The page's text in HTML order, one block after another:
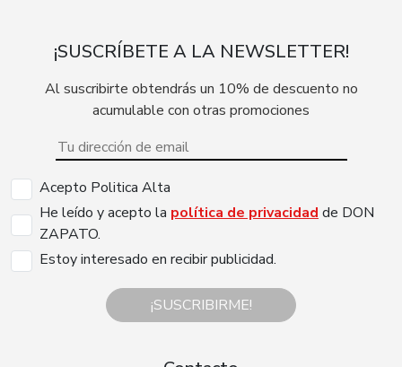
¡SUSCRÍBETE A LA NEWSLETTER!
Al suscribirte obtendrás un 10% de descuento no
acumulable con otras promociones
Acepto Politica Alta
He leído y acepto la política de privacidad de DON
ZAPATO.
Estoy interesado en recibir publicidad.
¡SUSCRIBIRME!